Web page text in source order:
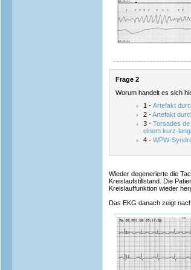
Frage 2
Worum handelt es sich
1 - Artefakt
2 -Artefakt
3 - Torsades
einem kurz-
4 - WPW-
Wieder degenerierte die
Kreislaufstillstand. Die
Kreislauffunktion wieder
Das EKG danach zeigt